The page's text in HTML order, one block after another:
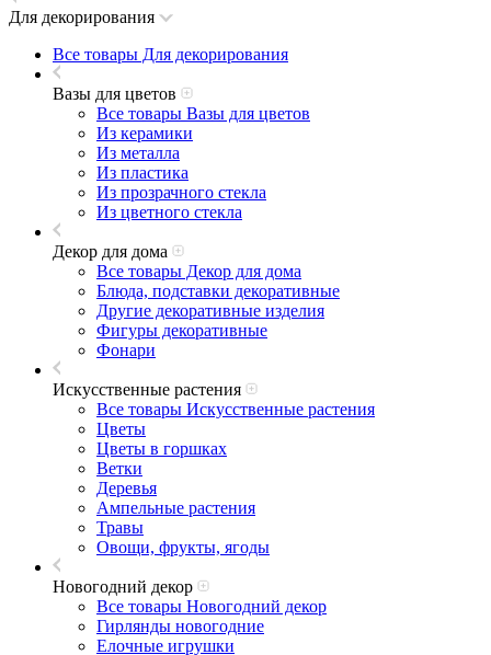
Для декорирования
Все товары Для декорирования
Вазы для цветов
Все товары Вазы для цветов
Из керамики
Из металла
Из пластика
Из прозрачного стекла
Из цветного стекла
Декор для дома
Все товары Декор для дома
Блюда, подставки декоративные
Другие декоративные изделия
Фигуры декоративные
Фонари
Искусственные растения
Все товары Искусственные растения
Цветы
Цветы в горшках
Ветки
Деревья
Ампельные растения
Травы
Овощи, фрукты, ягоды
Новогодний декор
Все товары Новогодний декор
Гирлянды новогодние
Елочные игрушки